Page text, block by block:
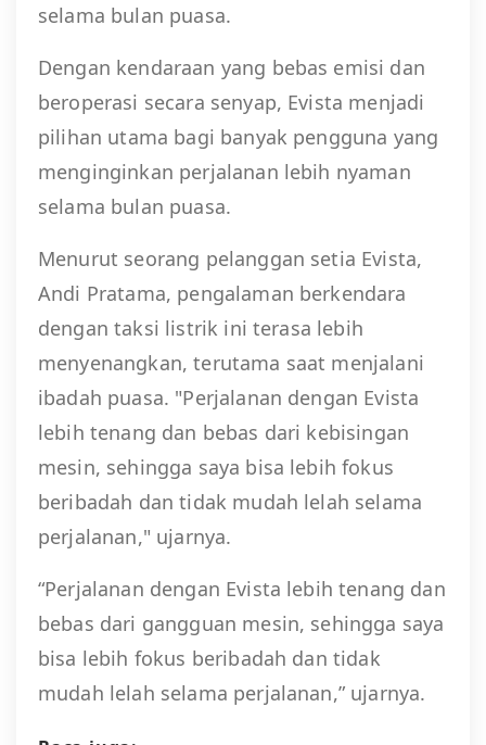
selama bulan puasa.
Dengan kendaraan yang bebas emisi dan
beroperasi secara senyap, Evista menjadi
pilihan utama bagi banyak pengguna yang
menginginkan perjalanan lebih nyaman
selama bulan puasa.
Menurut seorang pelanggan setia Evista,
Andi Pratama, pengalaman berkendara
dengan taksi listrik ini terasa lebih
menyenangkan, terutama saat menjalani
ibadah puasa. "Perjalanan dengan Evista
lebih tenang dan bebas dari kebisingan
mesin, sehingga saya bisa lebih fokus
beribadah dan tidak mudah lelah selama
perjalanan," ujarnya.
“Perjalanan dengan Evista lebih tenang dan
bebas dari gangguan mesin, sehingga saya
bisa lebih fokus beribadah dan tidak
mudah lelah selama perjalanan,” ujarnya.